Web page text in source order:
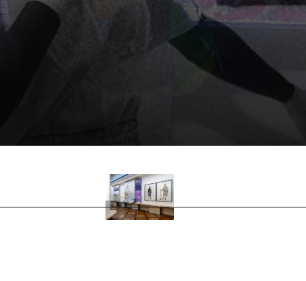
l'Aquarium tropical L'exposition permanente